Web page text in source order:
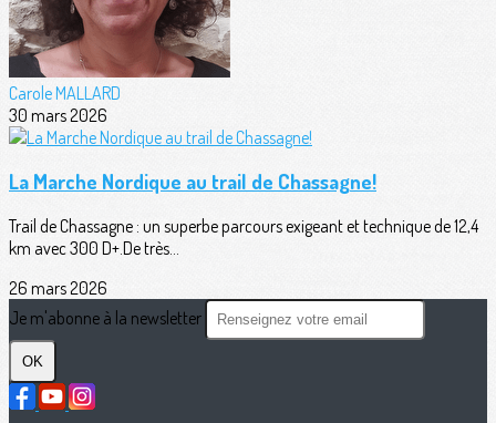
Carole MALLARD
30 mars 2026
La Marche Nordique au trail de Chassagne!
Trail de Chassagne : un superbe parcours exigeant et technique de 12,4
km avec 300 D+.De très...
26 mars 2026
Je m'abonne à la newsletter
OK